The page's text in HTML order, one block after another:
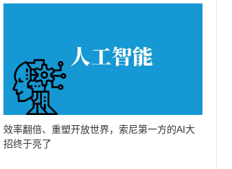
效率翻倍、重塑开放世界，索尼第一方的AI大
招终于亮了